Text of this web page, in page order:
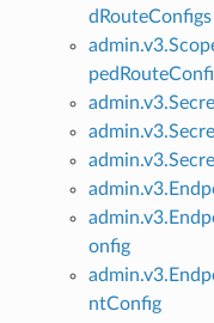
dRouteConfigs
onfig
ntConfig